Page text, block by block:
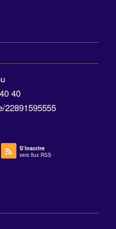
40
22891595555
S’inscrire
vers flux RSS